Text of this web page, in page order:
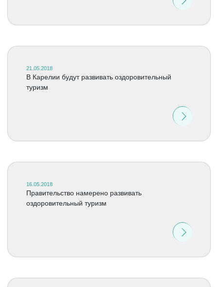
21.05.2018
В Карелии будут развивать оздоровительный
туризм
16.05.2018
Правительство намерено развивать
оздоровительный туризм